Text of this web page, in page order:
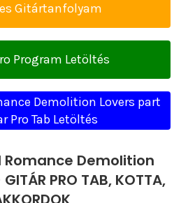
Gitártanfolyam
Program Letöltés
Demolition Lovers part
Pro Tab Letöltés
Romance Demolition
PRO TAB, KOTTA,